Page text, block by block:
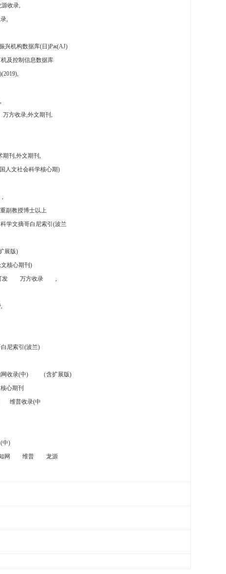
源收录,
,
兴机构数据库(日)Pж(AJ)
及控制信息数据库
万方收录,外文期刊,
期刊,外文期刊,
人文社会科学核心期)
,
副教授博士以上
学文摘哥白尼索引(波兰
展版)
核心期刊)
发 万方收录
,
尼索引(波兰)
收录(中)
（含扩展版)
心期刊
维普收录(中
(中)
网 维普
龙源